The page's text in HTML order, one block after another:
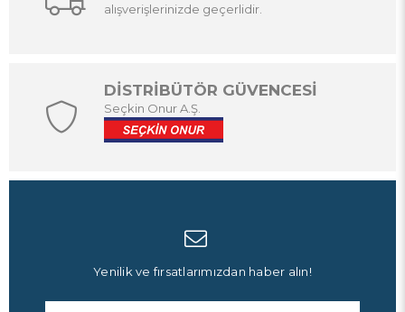
alışverişlerinizde geçerlidir.
DİSTRİBÜTÖR GÜVENCESİ
Seçkin Onur A.Ş.
Yenilik ve fırsatlarımızdan haber alın!